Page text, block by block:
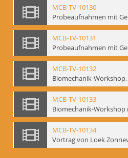
MCB-TV-10130
MCB-TV-10131
MCB-TV-10132
MCB-TV-10133
MCB-TV-10134